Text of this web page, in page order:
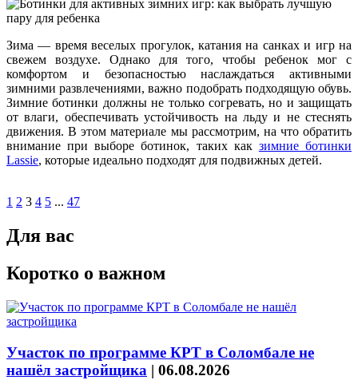
Зима — время веселых прогулок, катания на санках и игр на
свежем воздухе. Однако для того, чтобы ребенок мог с
комфортом и безопасностью наслаждаться активными
зимними развлечениями, важно подобрать подходящую обувь.
Зимние ботинки должны не только согревать, но и защищать
от влаги, обеспечивать устойчивость на льду и не стеснять
движения. В этом материале мы рассмотрим, на что обратить
внимание при выборе ботинок, таких как зимние ботинки
Lassie, которые идеально подходят для подвижных детей.
1 2 3 4 5 ... 47
Для вас
Коротко о важном
Участок по программе КРТ в Соломбале не
нашёл застройщика | 06.08.2026